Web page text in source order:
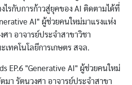
ไรกับการก้าวสู่ยุคของ AI ติดตามได้ที่
AI" ผู้ช่วยคนใหม่มาแรงแห่ง
ศา อาจารย์ประจำสาขาวิชา
ทคโนโลยีการเกษตร สจล.
EP.6 "Generative AI" ผู้ช่วยคนใหม่
มา รัตนวงศา อาจารย์ประจำสาขา